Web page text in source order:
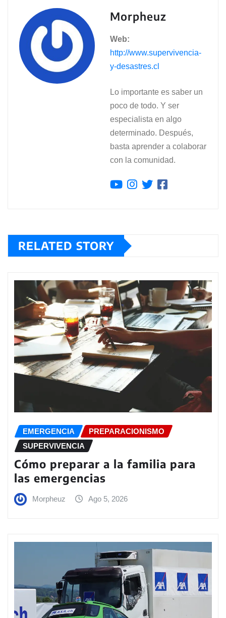
Morpheuz
Web:
http://www.supervivencia-
y-desastres.cl
Lo importante es saber un
poco de todo. Y ser
especialista en algo
determinado. Después,
basta aprender a colaborar
con la comunidad.
RELATED STORY
EMERGENCIA
PREPARACIONISMO
SUPERVIVENCIA
Cómo preparar a la familia para
las emergencias
Morpheuz Ago 5, 2026